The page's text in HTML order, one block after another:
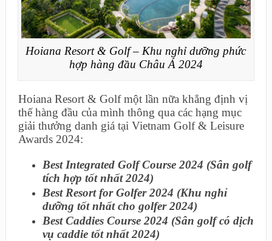
Hoiana Resort & Golf – Khu nghỉ dưỡng phức
hợp hàng đầu Châu Á 2024
Hoiana Resort & Golf một lần nữa khẳng định vị
thế hàng đầu của mình thông qua các hạng mục
giải thưởng danh giá tại Vietnam Golf & Leisure
Awards 2024:
Best Integrated Golf Course 2024 (Sân golf
tích hợp tốt nhất 2024)
Best Resort for Golfer 2024 (Khu nghỉ
dưỡng tốt nhất cho golfer 2024)
Best Caddies Course 2024 (Sân golf có dịch
vụ caddie tốt nhất 2024)